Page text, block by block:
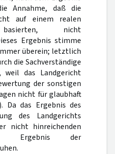
Annahme, daß die
auf einem realen
basierten, nicht
Ergebnis stimme
überein; letztlich
die Sachverständige
weil das Landgericht
der sonstigen
nicht für glaubhaft
Da das Ergebnis des
des Landgerichts
nicht hinreichenden
Ergebnis der